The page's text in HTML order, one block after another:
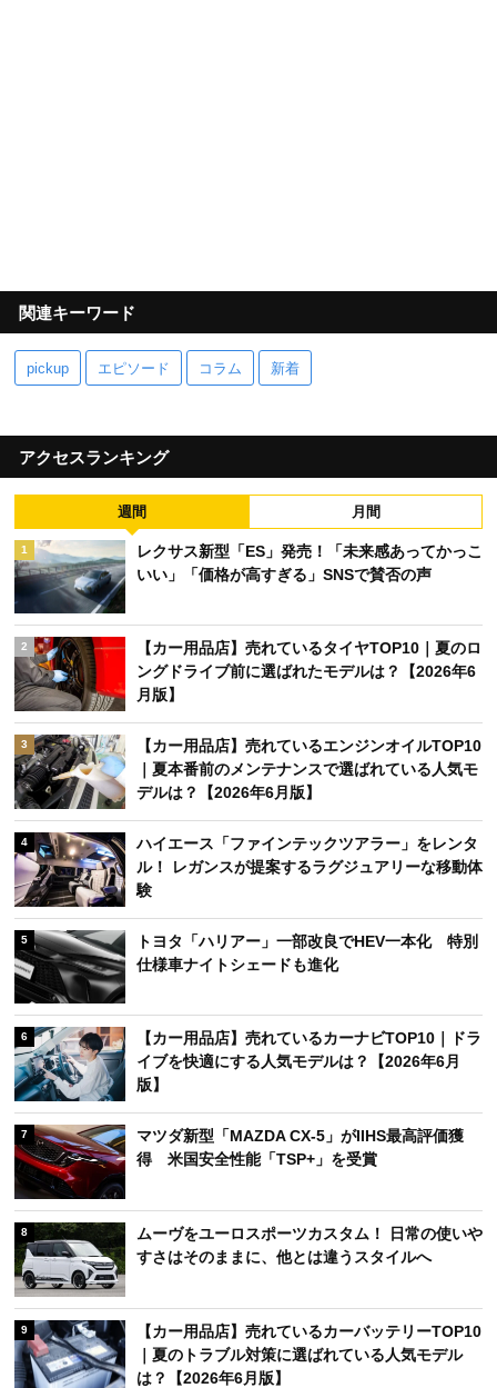
関連キーワード
pickup エピソード コラム 新着
アクセスランキング
週間 月間
1
レクサス新型「ES」発売！「未来感あってかっこ
いい」「価格が高すぎる」SNSで賛否の声
2
【カー用品店】売れているタイヤTOP10｜夏のロ
ングドライブ前に選ばれたモデルは？【2026年6
月版】
3
【カー用品店】売れているエンジンオイルTOP10
｜夏本番前のメンテナンスで選ばれている人気モ
デルは？【2026年6月版】
4
ハイエース「ファインテックツアラー」をレンタ
ル！ レガンスが提案するラグジュアリーな移動体
験
5
トヨタ「ハリアー」一部改良でHEV一本化 特別
仕様車ナイトシェードも進化
6
【カー用品店】売れているカーナビTOP10｜ドラ
イブを快適にする人気モデルは？【2026年6月
版】
7
マツダ新型「MAZDA CX-5」がIIHS最高評価獲
得 米国安全性能「TSP+」を受賞
8
ムーヴをユーロスポーツカスタム！ 日常の使いや
すさはそのままに、他とは違うスタイルへ
9
【カー用品店】売れているカーバッテリーTOP10
｜夏のトラブル対策に選ばれている人気モデル
は？【2026年6月版】